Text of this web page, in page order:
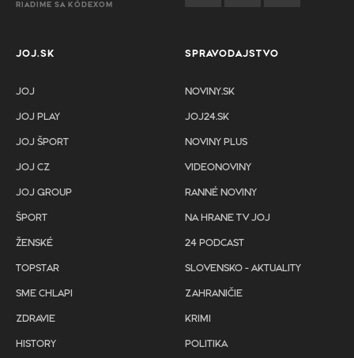
RIADIME SA KÓDEXOM
JOJ.SK
JOJ
JOJ PLAY
JOJ ŠPORT
JOJ CZ
JOJ GROUP
ŠPORT
ŽENSKÉ
TOPSTAR
SME CHLAPI
ZDRAVIE
HISTORY
SPRAVODAJSTVO
NOVINY.SK
JOJ24.SK
NOVINY PLUS
VIDEONOVINY
RANNÉ NOVINY
NA HRANE TV JOJ
24 PODCAST
SLOVENSKO - AKTUALITY
ZAHRANIČIE
KRIMI
POLITIKA